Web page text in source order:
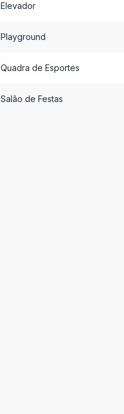
Elevador
Playground
Quadra de Esportes
Salão de Festas